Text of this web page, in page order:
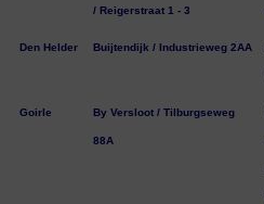
/ Reigerstraat 1 - 3
Den Helder Buijtendijk / Industrieweg 2AA
Goirle By Versloot / Tilburgseweg
88A